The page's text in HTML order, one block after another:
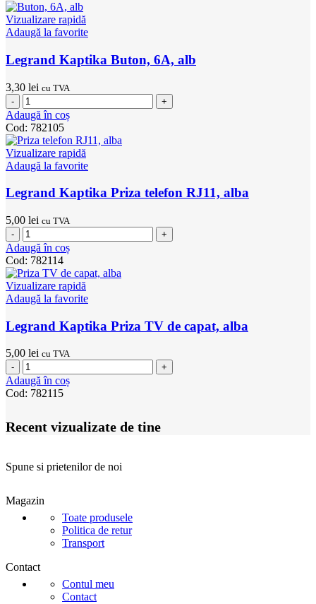
Vizualizare rapidă
Adaugă la favorite
Legrand Kaptika Buton, 6A, alb
3,30 lei cu TVA
Cantitate
Legrand
Kaptika
Buton,
6A,
alb
Adaugă în coș
Cod: 782105
Vizualizare rapidă
Adaugă la favorite
Legrand Kaptika Priza telefon RJ11, alba
5,00 lei cu TVA
Cantitate
Legrand
Kaptika
Priza
telefon
RJ11,
alba
Adaugă în coș
Cod: 782114
Vizualizare rapidă
Adaugă la favorite
Legrand Kaptika Priza TV de capat, alba
5,00 lei cu TVA
Cantitate
Legrand
Kaptika
de
Adaugă în coș
Cod: 782115
Recent vizualizate de tine
Spune si prietenilor de noi
Magazin
Toate produsele
Politica de retur
Transport
Contact
Contul meu
Contact